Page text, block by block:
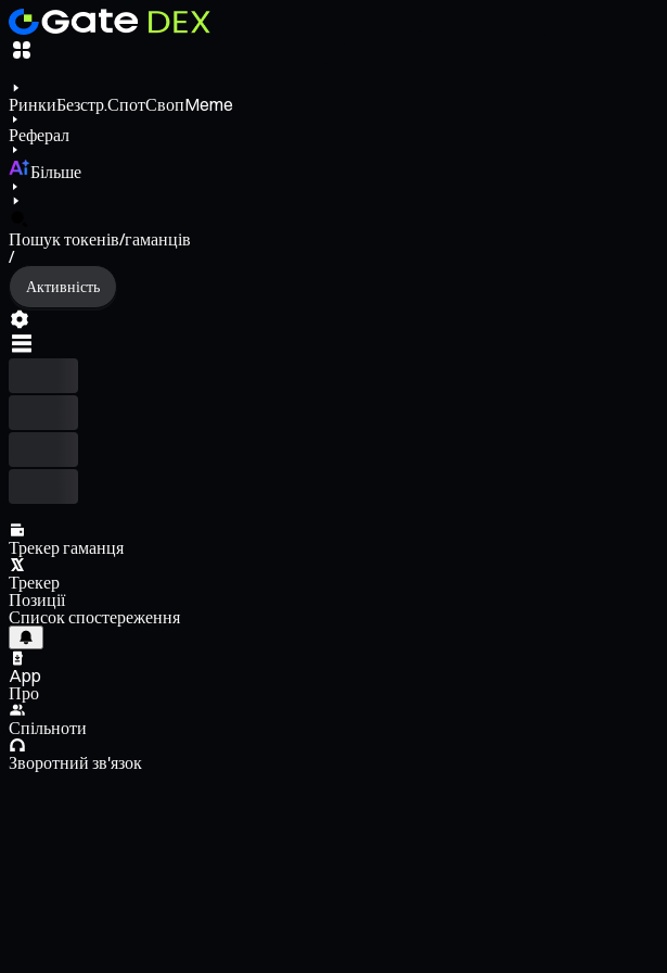
РинкиБезстр.СпотСвопMeme
Реферал
Більше
Пошук токенів/гаманців
/
Активність
Трекер гаманця
Трекер
Позиції
Список спостереження
App
Про
Спільноти
Зворотний зв'язок